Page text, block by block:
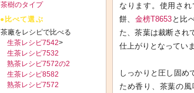
なります。使用さ
餅、 金榜T8653 と比
た、茶葉は裁断され
仕上がりとなっていま
しっかりと圧し固め
ため香り、茶葉の
茶樹のタイプ
●比べて選ぶ
茶廠をレシピで比べる
生茶レシピ7542>
生茶レシピ7532
熟茶レシピ7572の2
生茶レシピ8582
熟茶レシピ7572